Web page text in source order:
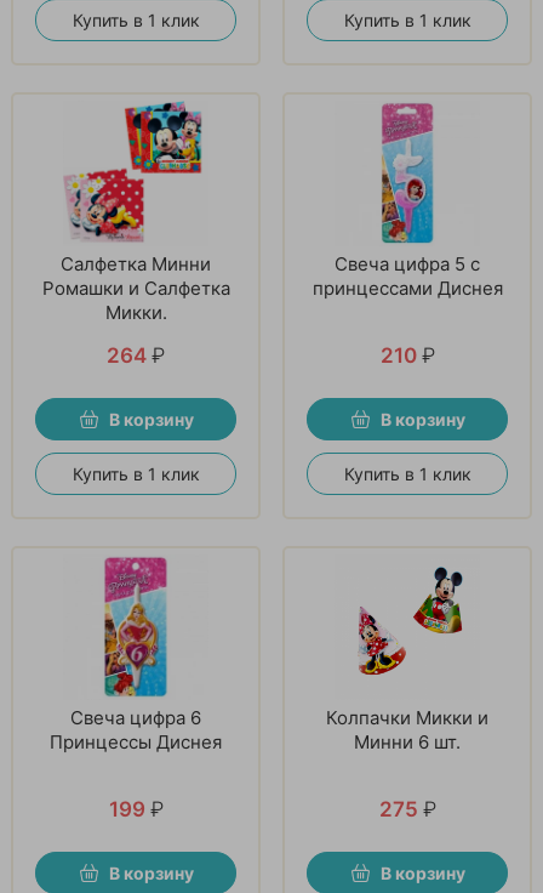
Купить в 1 клик Купить в 1 клик
Салфетка Минни
Ромашки и Салфетка
Микки.
264 ₽
В корзину
Купить в 1 клик
Свеча цифра 5 с
принцессами Диснея
210 ₽
В корзину
Купить в 1 клик
Свеча цифра 6
Принцессы Диснея
199 ₽
В корзину
Колпачки Микки и
Минни 6 шт.
275 ₽
В корзину